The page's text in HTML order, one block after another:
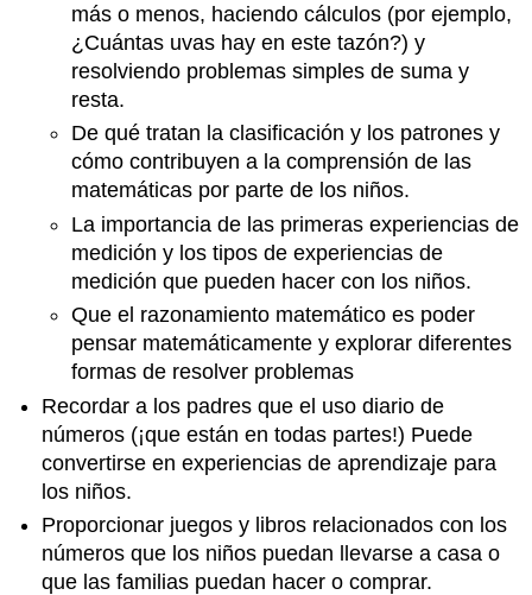
más o menos, haciendo cálculos (por ejemplo,
¿Cuántas uvas hay en este tazón?) y
resolviendo problemas simples de suma y
resta.
De qué tratan la clasificación y los patrones y
cómo contribuyen a la comprensión de las
matemáticas por parte de los niños.
La importancia de las primeras experiencias de
medición y los tipos de experiencias de
medición que pueden hacer con los niños.
Que el razonamiento matemático es poder
pensar matemáticamente y explorar diferentes
formas de resolver problemas
Recordar a los padres que el uso diario de
números (¡que están en todas partes!) Puede
convertirse en experiencias de aprendizaje para
los niños.
Proporcionar juegos y libros relacionados con los
números que los niños puedan llevarse a casa o
que las familias puedan hacer o comprar.